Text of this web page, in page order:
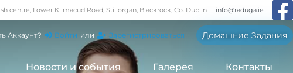
centre, Lower Kilmacud Road, Stillorgan, Blackrock, Co. Dublin info@raduga.ie
Аккаунт? Войти или Зарегистрироваться Домашние Задания
Новости и события Галерея Контакты